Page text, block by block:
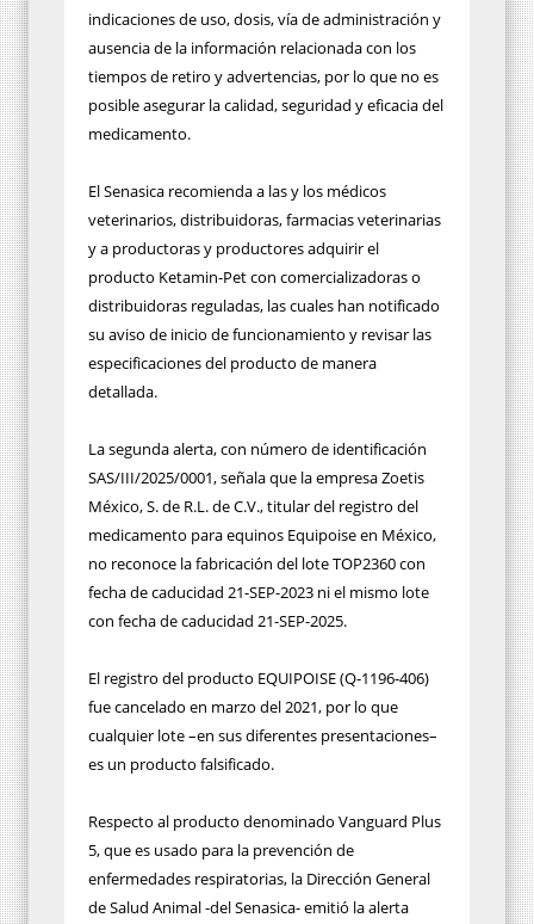
indicaciones de uso, dosis, vía de administración y
ausencia de la información relacionada con los
tiempos de retiro y advertencias, por lo que no es
posible asegurar la calidad, seguridad y eficacia del
medicamento.
El Senasica recomienda a las y los médicos
veterinarios, distribuidoras, farmacias veterinarias
y a productoras y productores adquirir el
producto Ketamin-Pet con comercializadoras o
distribuidoras reguladas, las cuales han notificado
su aviso de inicio de funcionamiento y revisar las
especificaciones del producto de manera
detallada.
La segunda alerta, con número de identificación
SAS/III/2025/0001, señala que la empresa Zoetis
México, S. de R.L. de C.V., titular del registro del
medicamento para equinos Equipoise en México,
no reconoce la fabricación del lote TOP2360 con
fecha de caducidad 21-SEP-2023 ni el mismo lote
con fecha de caducidad 21-SEP-2025.
El registro del producto EQUIPOISE (Q-1196-406)
fue cancelado en marzo del 2021, por lo que
cualquier lote –en sus diferentes presentaciones–
es un producto falsificado.
Respecto al producto denominado Vanguard Plus
5, que es usado para la prevención de
enfermedades respiratorias, la Dirección General
de Salud Animal -del Senasica- emitió la alerta